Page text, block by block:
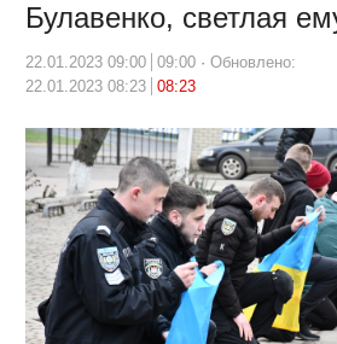
Булавенко, светлая
22.01.2023 09:00 09:00
Обновлено:
22.01.2023 08:23
08:23